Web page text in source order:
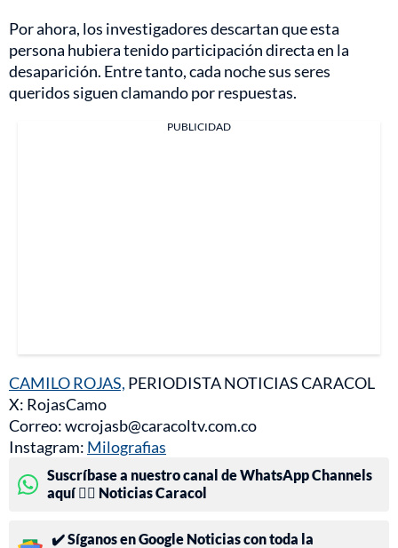
Por ahora, los investigadores descartan que esta
persona hubiera tenido participación directa en la
desaparición. Entre tanto, cada noche sus seres
queridos siguen clamando por respuestas.
PUBLICIDAD
CAMILO ROJAS, PERIODISTA NOTICIAS CARACOL
X: RojasCamo
Correo: wcrojasb@caracoltv.com.co
Instagram: Milografias
Suscríbase a nuestro canal de WhatsApp Channels
aquí 👉🏻 Noticias Caracol
✔️ Síganos en Google Noticias con toda la